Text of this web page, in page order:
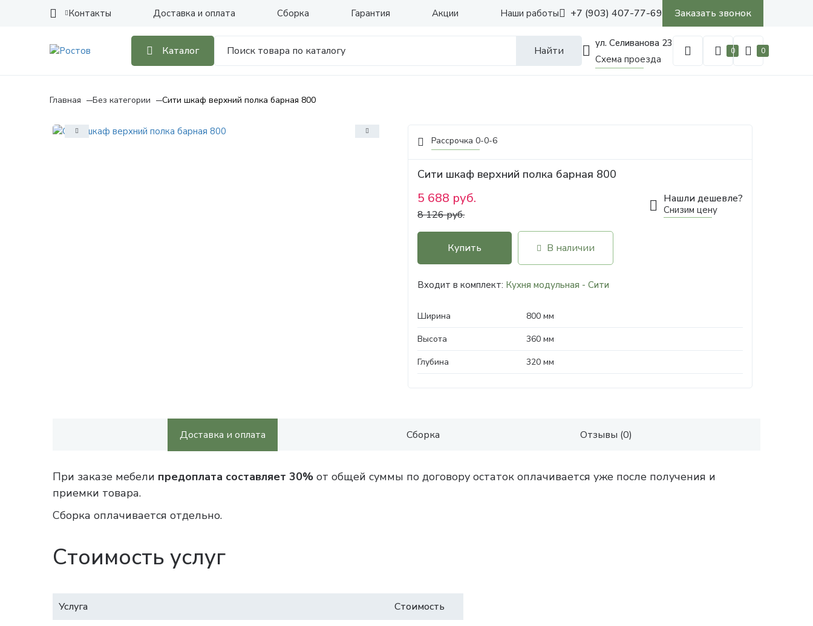
Контакты Доставка и оплата Сборка Гарантия Наши работы
Акции +7 (903) 407-77-69 Заказать звонок
Каталог Найти
ул. Селиванова 23
Схема проезда
0 0
Главная Без категории Сити шкаф верхний полка барная 800
Рассрочка 0-0-6
Сити шкаф верхний полка барная 800
5 688 руб.
8 126 руб.
Нашли дешевле?
Снизим цену
Купить В наличии
Входит в комплект: Кухня модульная - Сити
Ширина
800 мм
Высота
360 мм
Глубина
320 мм
Доставка и оплата Сборка Отзывы (0)
При заказе мебели предоплата составляет 30% от общей суммы по договору остаток оплачивается уже после получения и
приемки товара.
Сборка оплачивается отдельно.
Стоимость услуг
Услуга
Стоимость